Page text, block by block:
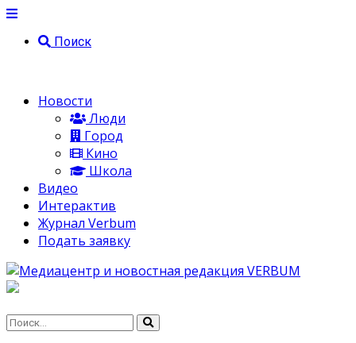
Поиск
Новости
Люди
Город
Кино
Школа
Видео
Интерактив
Журнал Verbum
Подать заявку